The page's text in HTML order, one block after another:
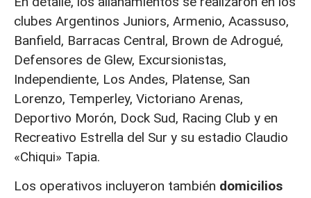
clubes Argentinos Juniors, Armenio, Acassuso,
Banfield, Barracas Central, Brown de Adrogué,
Defensores de Glew, Excursionistas,
Independiente, Los Andes, Platense, San
Lorenzo, Temperley, Victoriano Arenas,
Deportivo Morón, Dock Sud, Racing Club y en
Recreativo Estrella del Sur y su estadio Claudio
«Chiqui» Tapia.
Los operativos incluyeron también domicilios